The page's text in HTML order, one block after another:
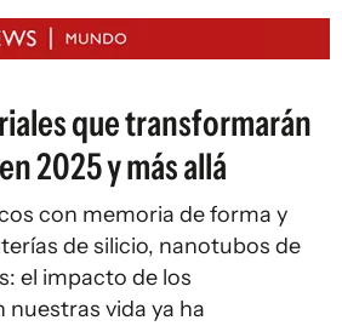
que transformarán
2025 y más allá
con memoria de forma y
de silicio, nanotubos de
el impacto de los
vida ya ha